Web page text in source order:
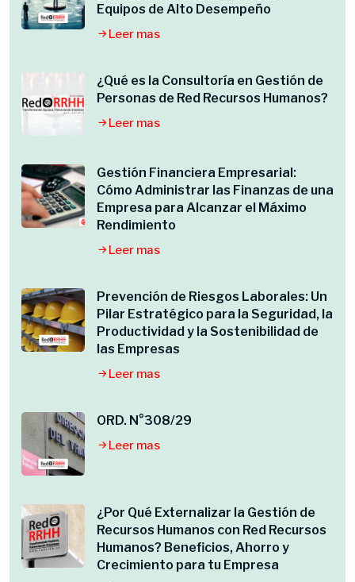
Equipos de Alto Desempeño
Leer mas
¿Qué es la Consultoría en Gestión de
Personas de Red Recursos Humanos?
Leer mas
Gestión Financiera Empresarial:
Cómo Administrar las Finanzas de una
Empresa para Alcanzar el Máximo
Rendimiento
Leer mas
Prevención de Riesgos Laborales: Un
Pilar Estratégico para la Seguridad, la
Productividad y la Sostenibilidad de
las Empresas
Leer mas
ORD. N°308/29
Leer mas
¿Por Qué Externalizar la Gestión de
Recursos Humanos con Red Recursos
Humanos? Beneficios, Ahorro y
Crecimiento para tu Empresa